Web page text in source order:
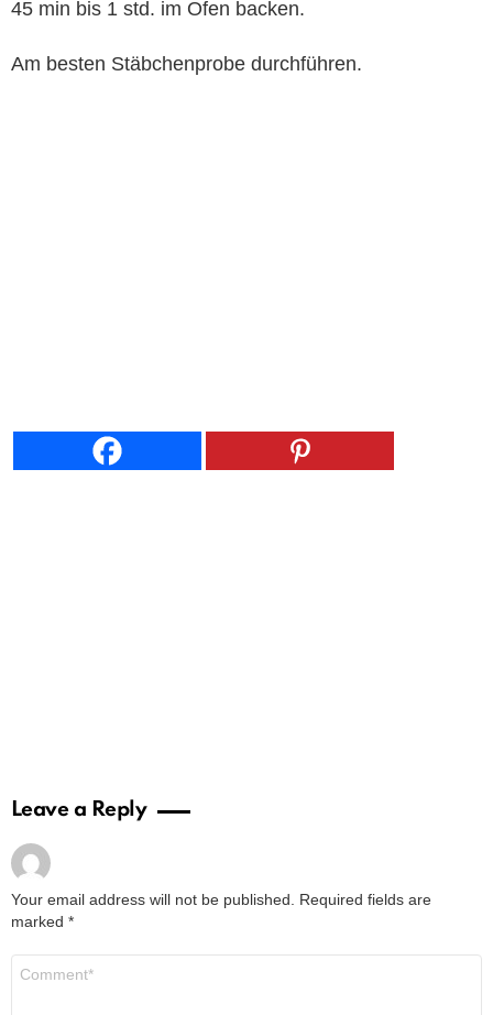
45 min bis 1 std. im Ofen backen.
Am besten Stäbchenprobe durchführen.
Leave a Reply
Your email address will not be published.
Required fields are
marked *